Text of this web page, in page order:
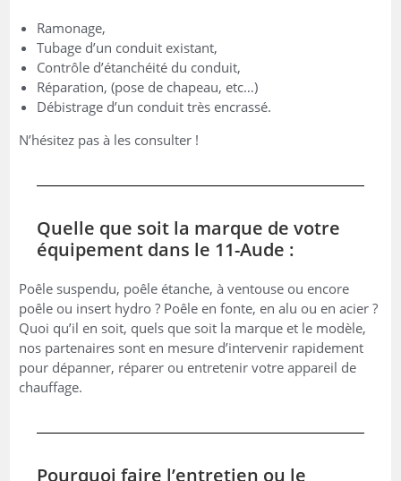
Ramonage,
Tubage d’un conduit existant,
Contrôle d’étanchéité du conduit,
Réparation, (pose de chapeau, etc…)
Débistrage d’un conduit très encrassé.
N’hésitez pas à les consulter !
Quelle que soit la marque de votre
équipement dans le 11-Aude :
Poêle suspendu, poêle étanche, à ventouse ou encore
poêle ou insert hydro ? Poêle en fonte, en alu ou en acier ?
Quoi qu’il en soit, quels que soit la marque et le modèle,
nos partenaires sont en mesure d’intervenir rapidement
pour dépanner, réparer ou entretenir votre appareil de
chauffage.
Pourquoi faire l’entretien ou le